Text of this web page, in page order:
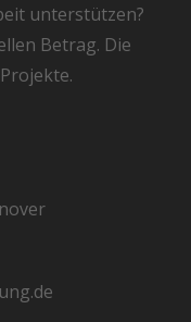
unterstützen?
Betrag. Die